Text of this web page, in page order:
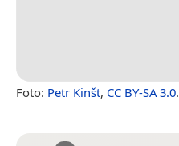
Foto: Petr Kinšt, CC BY-SA 3.0.